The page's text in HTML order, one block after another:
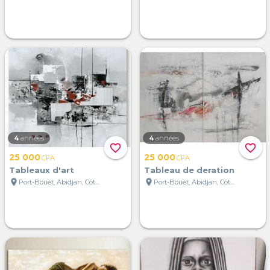
favorite_border
4 années
25 000CFA
Tableaux d'art
location_on
Port-Bouet, Abidjan, Côte d'Ivoire
favorite_border
4 années
25 000CFA
Tableau de deration
location_on
Port-Bouet, Abidjan, Côte d'Ivoire